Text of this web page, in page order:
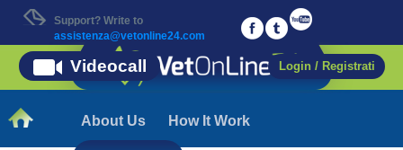
Support? Write to
assistenza@vetonline24.com
About Us How It Work
Login / Registrati
Videocall